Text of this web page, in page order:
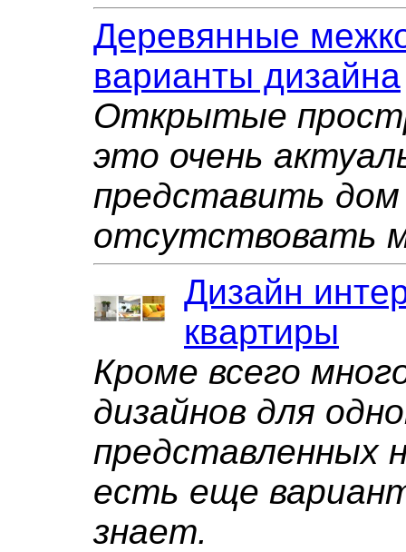
Деревянные
варианты дизайна
Открытые
это очень
представить дом
отсутствовать
Дизайн
квартиры
Кроме всего
дизайнов для
представленных
есть еще
знает.